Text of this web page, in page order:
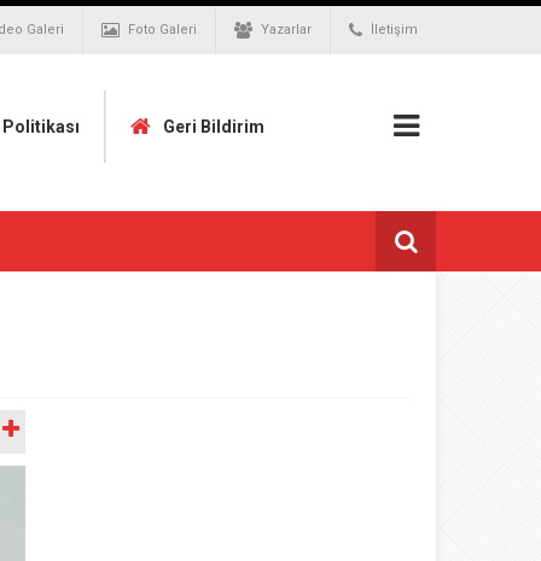
Galeri Foto Galeri Yazarlar İletişim
Geri Bildirim